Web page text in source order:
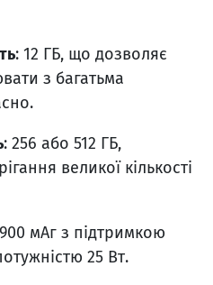
: 12 ГБ, що дозволяє
з багатьма
: 256 або 512 ГБ,
великої кількості
мАг з підтримкою
25 Вт.